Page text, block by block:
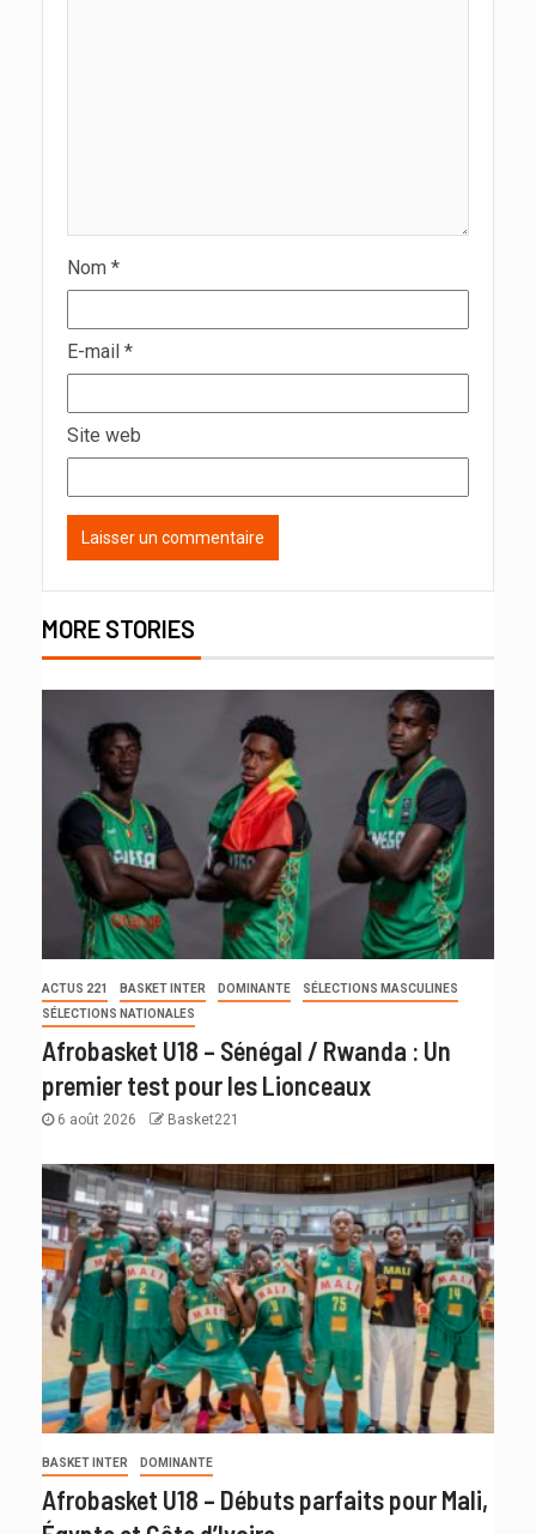
Nom *
E-mail *
Site web
MORE STORIES
ACTUS 221 BASKET INTER DOMINANTE
SÉLECTIONS MASCULINES
SÉLECTIONS NATIONALES
Afrobasket U18 – Sénégal / Rwanda : Un
premier test pour les Lionceaux
6 août 2026 Basket221
BASKET INTER DOMINANTE
Afrobasket U18 – Débuts parfaits pour Mali,